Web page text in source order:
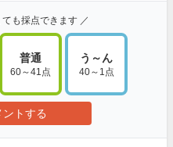
も採点できます ／
普通
60～41点
う～ん
40～1点
トする